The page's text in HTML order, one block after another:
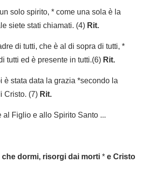
solo spirito, * come una sola è la
siete stati chiamati. (4)Rit.
di tutti, che è al di sopra di tutti, *
tutti ed è presente in tutti.(6)Rit.
stata data la grazia *secondo la
Cristo. (7)Rit.
Figlio e allo Spirito Santo ...
dormi, risorgi dai morti*e Cristo